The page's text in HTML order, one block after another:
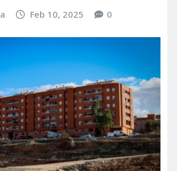
Feb 10, 2025 0